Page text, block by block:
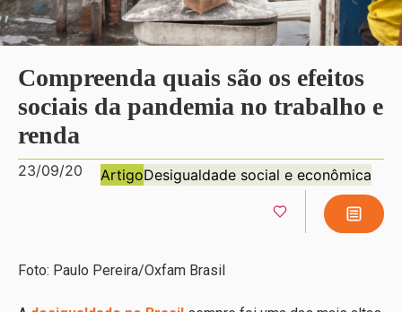
Compreenda quais são os efeitos
sociais da pandemia no trabalho e
renda
23/09/20 ArtigoDesigualdade social e econômica
Foto: Paulo Pereira/Oxfam Brasil